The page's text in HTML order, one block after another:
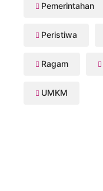
Pemerintahan
Peristiwa
Ragam
UMKM